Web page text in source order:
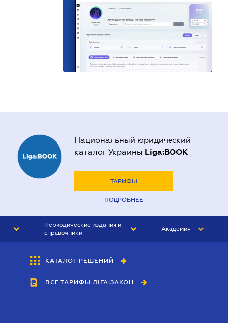
Национальный юридический
каталог Украины Liga:BOOK
ТАРИФЫ
ПОДРОБНЕЕ
Периодические издания и
справочники
БУХГАЛТЕР&ЗАКОН
ВЕСТНИК МСФО
Академия
КАТАЛОГ РЕШЕНИЙ
ВСЕ ТАРИФЫ ЛІГА:ЗАКОН